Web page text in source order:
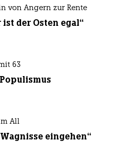
von Angern zur Rente
ist der Osten egal“
63
All
eingehen“